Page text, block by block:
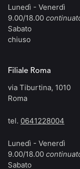
Lunedì - Venerdì
9.00/18.00
Sabato
chiuso
Filiale Roma
via Tiburtina, 1010
Roma
tel. 0641228004
Lunedì - Venerdì
9.00/18.00
Sabato